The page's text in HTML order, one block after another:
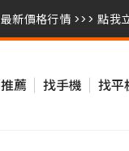
新價格行情 >>> 點我
新價格行情 >>> 點我立
薦 找手機 找平